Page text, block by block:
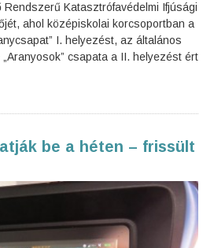
Rendszerű Katasztrófavédelmi Ifjúsági
ahol középiskolai korcsoportban a
I. helyezést, az általános
csapata a II. helyezést ért
be a héten – frissült